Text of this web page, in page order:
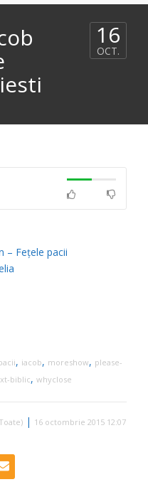
16
OCT.
– Fețele pacii
, iacob, moreshow, please-
biblic, whyclose
| 16 octombrie 2015 12:07